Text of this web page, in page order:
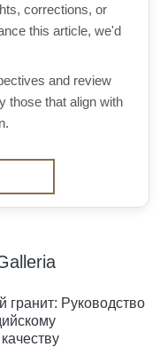
corrections, or
this article, we'd
and review
those that align with
Руководство